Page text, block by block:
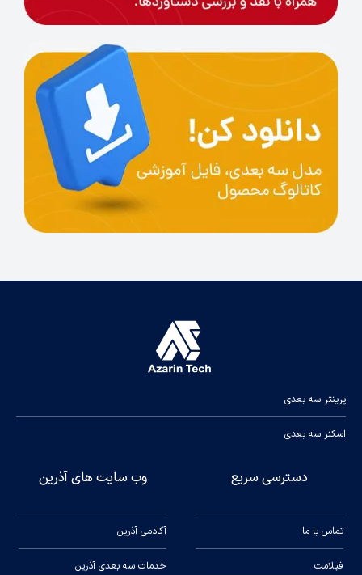
پرینتر سه بعدی
اسکنر سه بعدی
دسترسی سریع
تماس با ما
فیلامت
وب سایت های آذرین
آکادمی آذرین
خدمات سه بعدی آذرین